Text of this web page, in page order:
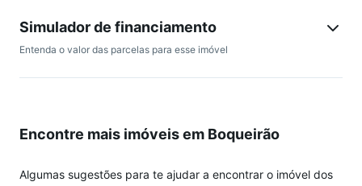
Simulador de financiamento
Entenda o valor das parcelas para esse imóvel
Encontre mais imóveis em Boqueirão
Algumas sugestões para te ajudar a encontrar o imóvel dos